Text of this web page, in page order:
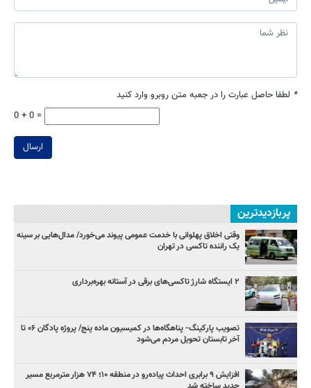
* لطفا حاصل عبارت را در جعبه متن روبرو وارد کنید
0 + 0 =
ارسال
پربازدیدترین
وقتی اخلاق پهلوانی با خدمت عمومی پیوند می‌خورد/ مدال‌هایی بر سینه
یک راننده تاکسی در تهران
۲ ایستگاه شارژ تاکسی‌های برقی در آستانه بهره‌برداری
تصویب پارکینگ- پناهگاه‌ها در کمیسیون ماده پنج/ پروژه پادگان ۰۶ تا
آخر تابستان تحویل مردم می‌شود
افزایش ۹ برابری احداث پیاده‌رو در منطقه ۱۰؛ ۷۴ هزار مترمربع مسیر